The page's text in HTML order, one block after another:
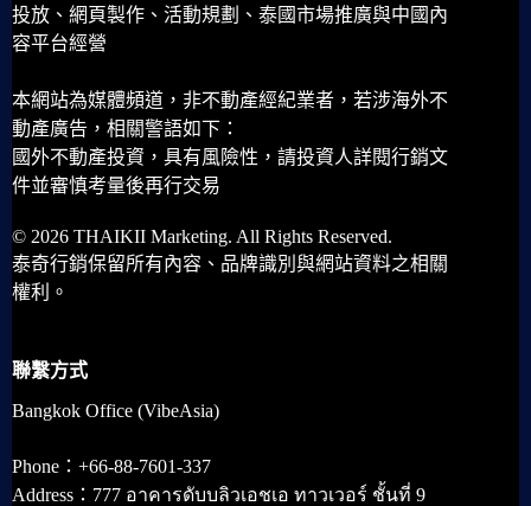
投放、網頁製作、活動規劃、泰國市場推廣與中國內
容平台經營
本網站為媒體頻道，非不動產經紀業者，若涉海外不
動產廣告，相關警語如下：
國外不動產投資，具有風險性，請投資人詳閱行銷文
件並審慎考量後再行交易
© 2026 THAIKII Marketing. All Rights Reserved.
泰奇行銷保留所有內容、品牌識別與網站資料之相關
權利。
聯繫方式
Bangkok Office (VibeAsia)
Phone：+66-88-7601-337
Address：777 อาคารดับบลิวเอชเอ ทาวเวอร์ ชั้นที่ 9